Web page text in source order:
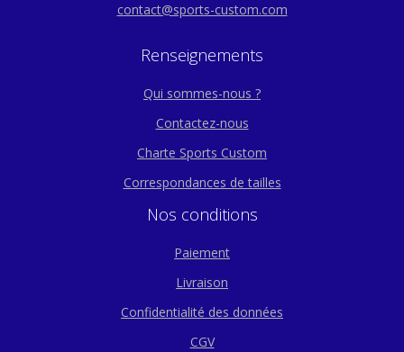
contact@sports-custom.com
Renseignements
Qui sommes-nous ?
Contactez-nous
Charte Sports Custom
Correspondances de tailles
Nos conditions
Paiement
Livraison
Confidentialité des données
CGV